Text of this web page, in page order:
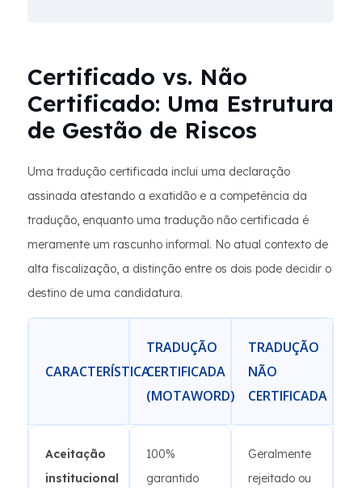
Certificado vs. Não
Certificado: Uma Estrutura
de Gestão de Riscos
Uma tradução certificada inclui uma declaração
assinada atestando a exatidão e a competência da
tradução, enquanto uma tradução não certificada é
meramente um rascunho informal. No atual contexto de
alta fiscalização, a distinção entre os dois pode decidir o
destino de uma candidatura.
CARACTERÍSTICA
TRADUÇÃO
CERTIFICADA
(MOTAWORD)
TRADUÇÃO
NÃO
CERTIFICADA
Aceitação
institucional
100%
garantido
Geralmente
rejeitado ou